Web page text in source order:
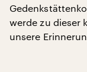
werde zu dieser
unsere